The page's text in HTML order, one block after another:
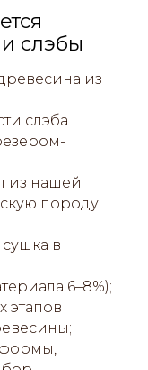
слэбы
из
слэба
из нашей
породу
в
6–8%);
этапов
формы,